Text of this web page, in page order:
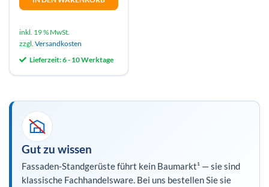
inkl. 19 % MwSt.
zzgl. Versandkosten
Lieferzeit:6 - 10 Werktage
Gut zu wissen
Fassaden-Standgerüste führt kein Baumarkt¹ — sie sind
klassische Fachhandelsware. Bei uns bestellen Sie sie